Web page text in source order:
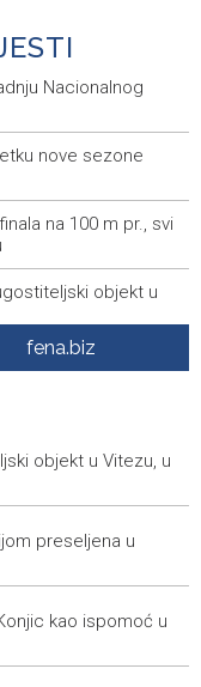
Nacionalnog
nove sezone
na 100 m pr., svi
objekt u
sezonu,
8 August 2026
Memčić se već
and
(subota)
fena.biz
objekt u Vitezu, u
preseljena u
kao ispomoć u